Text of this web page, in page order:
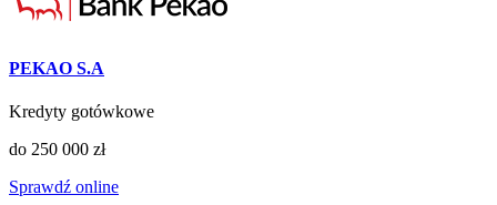
PEKAO S.A
Kredyty gotówkowe
do 250 000 zł
Sprawdź online